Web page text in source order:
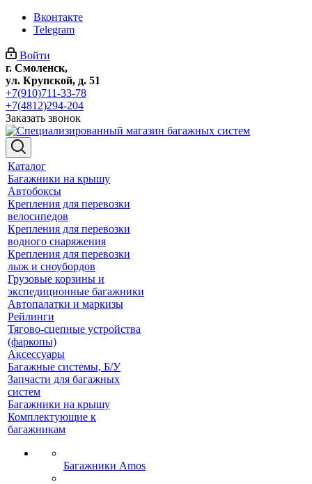
Вконтакте
Telegram
Войти
г. Смоленск,
ул. Крупской, д. 51
+7(910)711-33-78
+7(4812)294-204
Заказать звонок
Каталог
Багажники на крышу
Автобоксы
Крепления для перевозки
велосипедов
Крепления для перевозки
водного снаряжения
Крепления для перевозки
лыж и сноубордов
Грузовые корзины и
экспедиционные багажники
Автопалатки и маркизы
Рейлинги
Тягово-сцепные устройства
(фаркопы)
Аксессуары
Багажные системы, Б/У
Запчасти для багажных
систем
Багажники на крышу
Комплектующие к
багажникам
Багажники Amos